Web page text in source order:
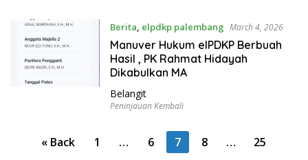
Berita, elpdkp palembang March 4, 2026
Manuver Hukum elPDKP Berbuah
Hasil , PK Rahmat Hidayah
Dikabulkan MA
Belangit
Peninjauan Kembali
« Back 1 … 6 7 8 …
25